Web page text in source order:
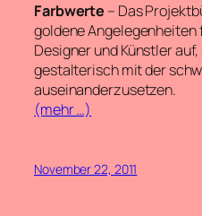
Farbwerte – Das
goldene
Designer und Künstler
gestalterisch mit der
auseinanderzusetzen.
(mehr …)
November 22, 2011